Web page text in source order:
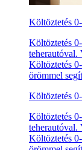
Költöztetés
Költöztetés
teherautóval.
Költöztetés
örömmel
Költöztetés
Költöztetés
teherautóval.
Költöztetés